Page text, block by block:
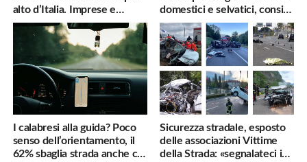
alto d’Italia. Imprese e
famiglie penalizzate
domestici e selvatici, consigli
utili
I calabresi alla guida? Poco
senso dell’orientamento, il
62% sbaglia strada anche col
Sicurezza stradale, esposto
delle associazioni Vittime
della Strada: «segnalateci i